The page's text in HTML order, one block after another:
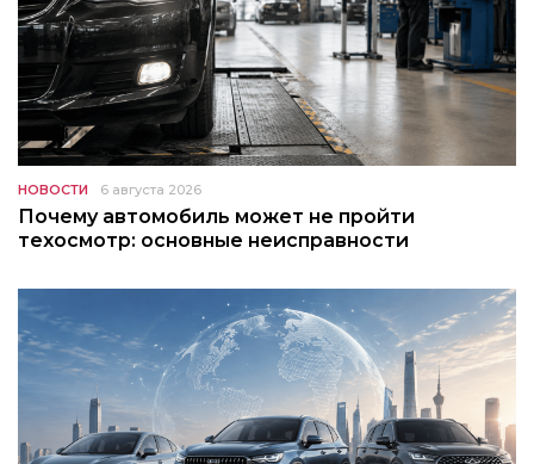
НОВОСТИ 6 августа 2026
Почему автомобиль может не пройти
техосмотр: основные неисправности